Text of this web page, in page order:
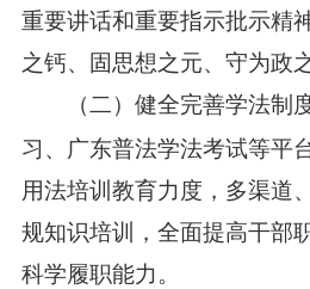
重要讲话和重要指示批示精
之钙、固思想之元、守为政之
（二）健全完善学法制度
习、广东普法学法考试等平
用法培训教育力度，多渠道
规知识培训，全面提高干部
科学履职能力。